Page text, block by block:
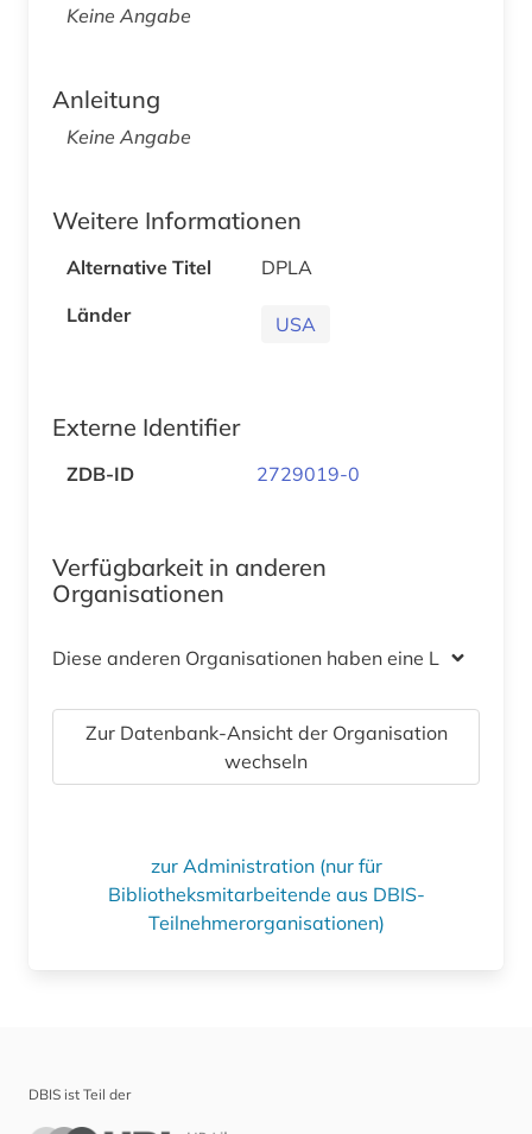
Keine Angabe
Anleitung
Keine Angabe
Weitere Informationen
Alternative Titel
DPLA
Länder
USA
Externe Identifier
ZDB-ID 2729019-0
Verfügbarkeit in anderen
Organisationen
Diese anderen Organisationen haben eine Lizenz
Zur Datenbank-Ansicht der Organisation
wechseln
zur Administration (nur für
Bibliotheksmitarbeitende aus DBIS-
Teilnehmerorganisationen)
DBIS ist Teil der